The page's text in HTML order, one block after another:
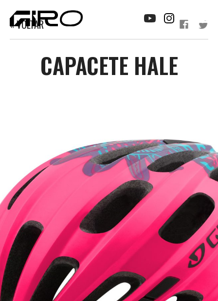
« VOLTAR
CAPACETE HALE